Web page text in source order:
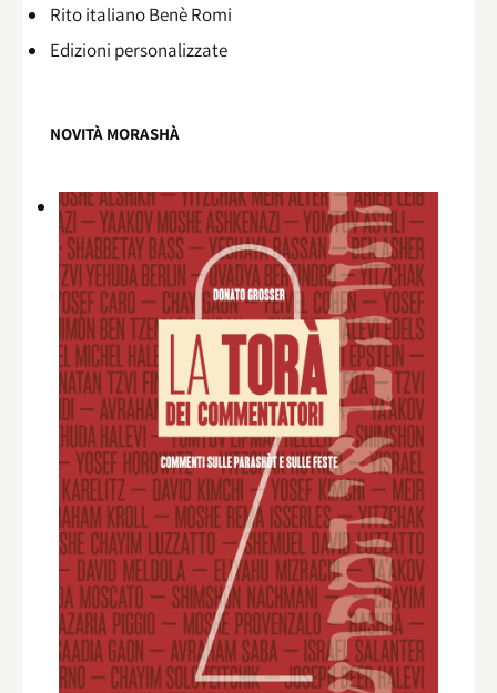
Rito italiano Benè Romi​
Edizioni personalizzate
NOVITÀ MORASHÀ